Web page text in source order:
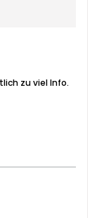
zu viel Info.